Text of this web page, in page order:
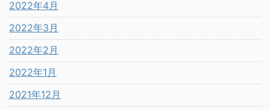
2022年4月
2022年3月
2022年2月
2022年1月
2021年12月